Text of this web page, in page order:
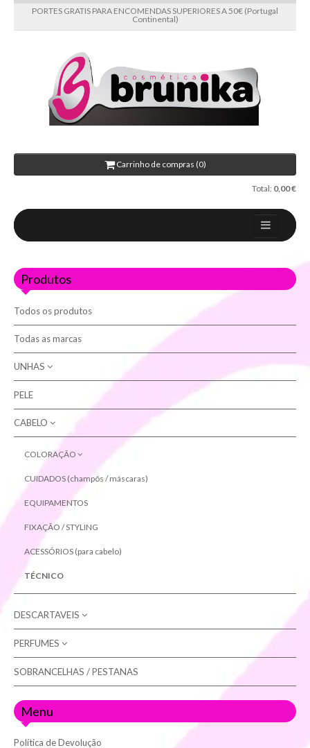
PORTES GRATIS PARA ENCOMENDAS SUPERIORES A 50€ (Portugal
Continental)
Carrinho de compras (0)
Total: 0,00 €
Sobre nós
Novidades
Contactos
Produtos
Todos os produtos
Todas as marcas
UNHAS
NAIL ART
JOIAS PARA UNHAS
GLITTERS E PÓ EFEITO
COMPLEMENTOS
PELE
CABELO
COLORAÇÃO
ARTX
CUIDADOS (champôs / máscaras)
EQUIPAMENTOS
FIXAÇÃO / STYLING
ACESSÓRIOS (para cabelo)
TÉCNICO
DESCARTAVEIS
LUVAS
ROLOS DE MARQUESA
PERFUMES
MULHER
HOMEM
SOBRANCELHAS / PESTANAS
Menu
Política de Devolução